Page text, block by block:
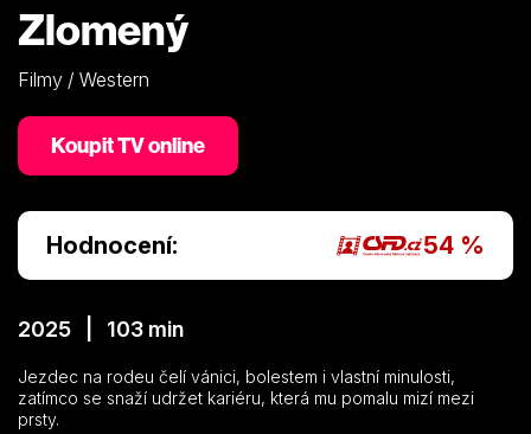
Zlomený
Filmy / Western
Koupit TV online
Hodnocení: 54 %
2025 | 103 min
Jezdec na rodeu čelí vánici, bolestem i vlastní minulosti,
zatímco se snaží udržet kariéru, která mu pomalu mizí mezi
prsty.